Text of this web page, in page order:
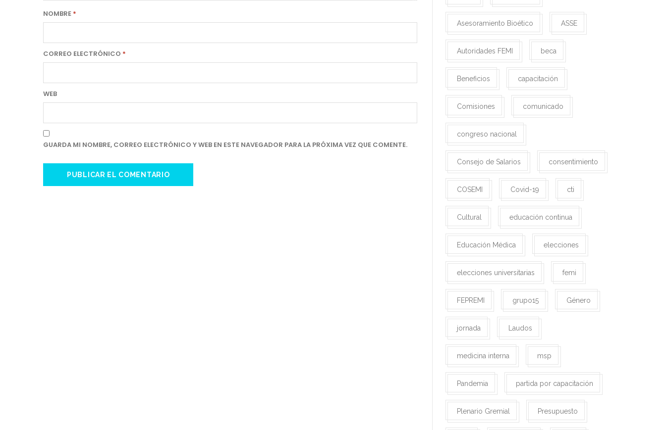
NOMBRE *
CORREO ELECTRÓNICO *
WEB
GUARDA MI NOMBRE, CORREO ELECTRÓNICO Y WEB EN ESTE NAVEGADOR PARA LA PRÓXIMA VEZ QUE COMENTE.
Asesoramiento Bioético ASSE
Autoridades FEMI beca
Beneficios capacitación
Comisiones comunicado
congreso nacional
Consejo de Salarios consentimiento
COSEMI Covid-19 cti
Cultural educación continua
Educación Médica elecciones
elecciones universitarias femi
FEPREMI grupo15 Género
jornada Laudos
medicina interna msp
Pandemia partida por capacitación
Plenario Gremial Presupuesto